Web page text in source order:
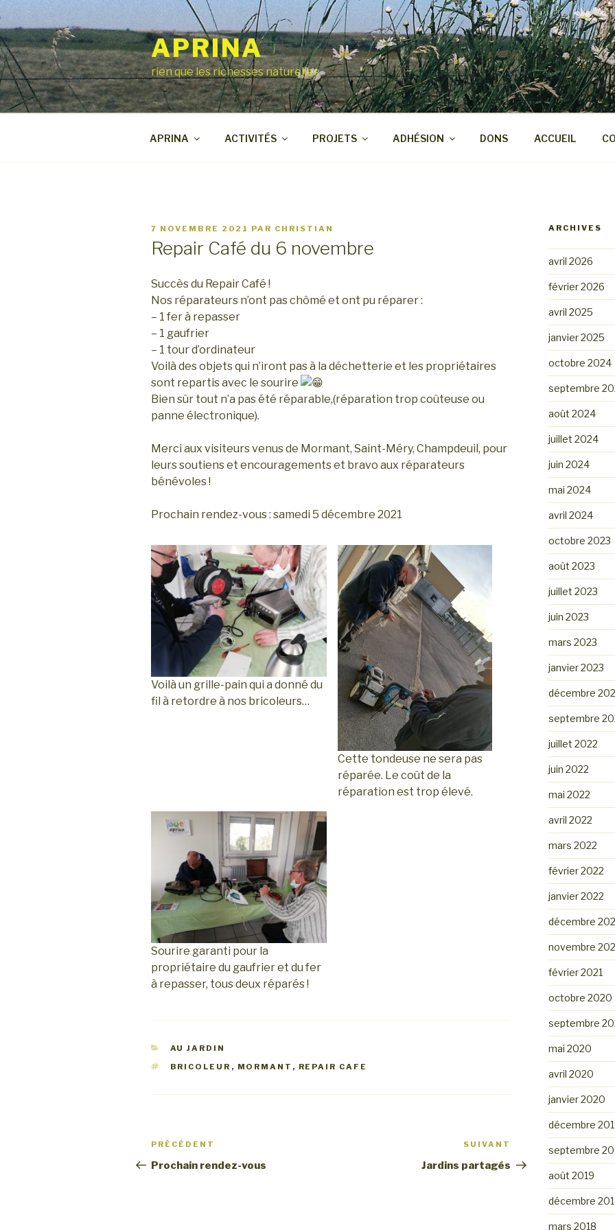
Aller
au
contenu
principal
APRINA
rien que les richesses naturelles
APRINA ACTIVITÉS PROJETS ADHÉSION DONS ACCUEIL
PUBLIÉ
7 NOVEMBRE 2021 PAR CHRISTIAN
Repair Café du 6 novembre
Succès du Repair Café !
Nos réparateurs n’ont pas chômé et ont pu réparer :
– 1 fer à repasser
– 1 gaufrier
– 1 tour d’ordinateur
Voilà des objets qui n’iront pas à la déchetterie et les propriétaires
sont repartis avec le sourire
Bien sûr tout n’a pas été réparable,(réparation trop coûteuse ou
panne électronique).
Merci aux visiteurs venus de Mormant, Saint-Méry, Champdeuil, pour
leurs soutiens et encouragements et bravo aux réparateurs
bénévoles !
Prochain rendez-vous : samedi 5 décembre 2021
Voilà un grille-pain qui a donné du
fil à retordre à nos bricoleurs…
Cette tondeuse ne sera pas
réparée. Le coût de la
réparation est trop élevé.
Sourire garanti pour la
propriétaire du gaufrier et du fer
à repasser, tous deux réparés !
CATÉGORIES
AU JARDIN
ÉTIQUETTES
BRICOLEUR , MORMANT , REPAIR CAFE
Navigation
de
Article
précédent
PRÉCÉDENT
Prochain rendez-vous
Article
suivant
SUIVANT
Jardins partagés
ARCHIVES
avril 2026
février 2026
avril 2025
janvier 2025
octobre 2024
septembre
août 2024
juillet 2024
juin 2024
mai 2024
avril 2024
octobre 2023
août 2023
juillet 2023
juin 2023
mars 2023
janvier 2023
décembre
septembre
juillet 2022
juin 2022
mai 2022
avril 2022
mars 2022
février 2022
janvier 2022
décembre
novembre
février 2021
octobre 2020
septembre
mai 2020
avril 2020
janvier 2020
décembre
septembre
août 2019
décembre
mars 2018